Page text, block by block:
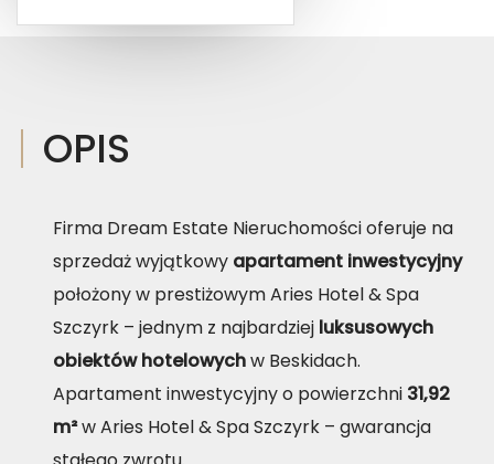
OPIS
Firma Dream Estate Nieruchomości oferuje na
sprzedaż wyjątkowy apartament inwestycyjny
położony w prestiżowym Aries Hotel & Spa
Szczyrk – jednym z najbardziej luksusowych
obiektów hotelowychw Beskidach.
Apartament inwestycyjny o powierzchni 31,92
m²w Aries Hotel & Spa Szczyrk – gwarancja